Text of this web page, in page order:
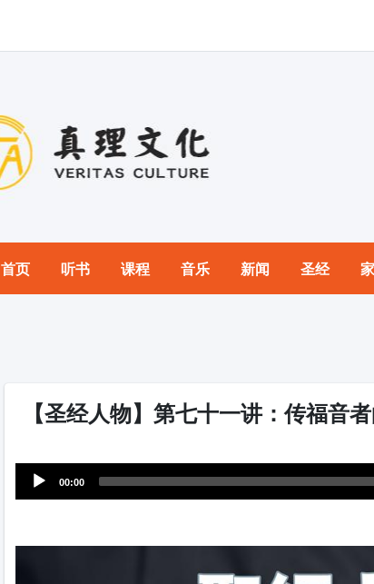
首页 听书 课程 音乐 新闻 圣经
【圣经人物】第七十一讲：传福音
Player
00:00